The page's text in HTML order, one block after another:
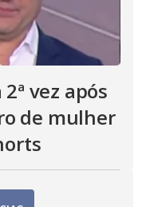
vez após
de mulher